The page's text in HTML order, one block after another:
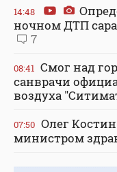
14:48
ночном ДТП
7
08:41 Смог над
санврачи
воздуха
07:50 Олег
министром